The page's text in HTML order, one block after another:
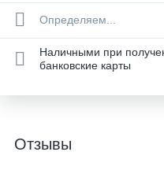
Определяем...
Наличными при
банковские карты
Отзывы